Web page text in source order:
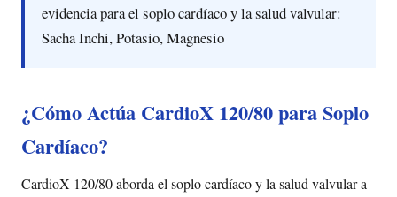
evidencia para el soplo cardíaco y la salud valvular:
Sacha Inchi, Potasio, Magnesio
¿Cómo Actúa CardioX 120/80 para Soplo
Cardíaco?
CardioX 120/80 aborda el soplo cardíaco y la salud valvular a